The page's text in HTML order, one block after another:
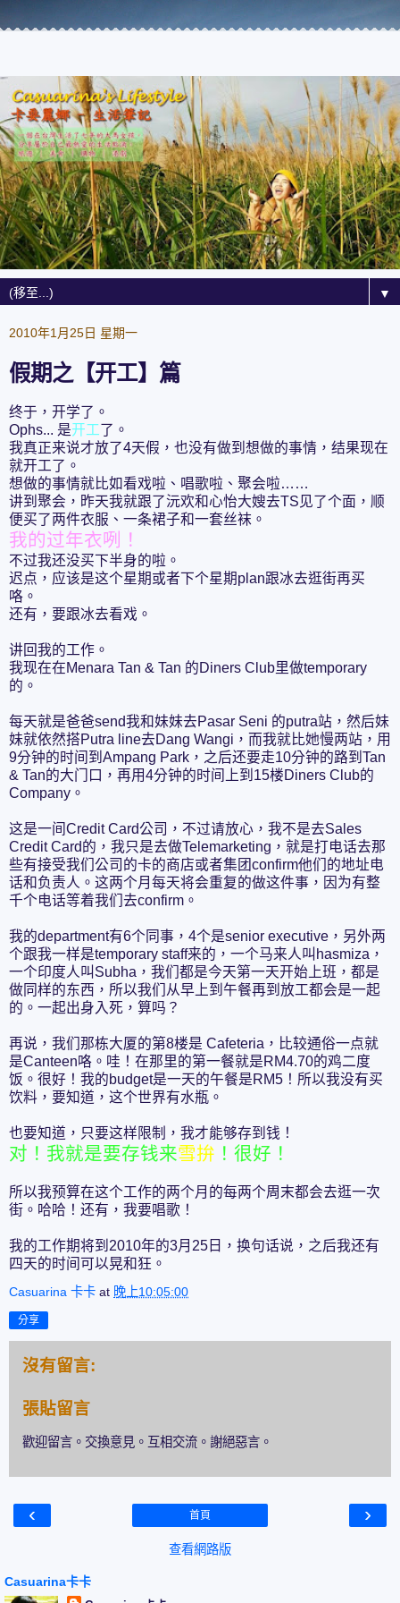
▼
2010年1月25日 星期一
假期之【开工】篇
终于，开学了。
Ophs... 是开工了。
我真正来说才放了4天假，也没有做到想做的事情，结果现在
就开工了。
想做的事情就比如看戏啦、唱歌啦、聚会啦……
讲到聚会，昨天我就跟了沅欢和心怡大嫂去TS见了个面，顺
便买了两件衣服、一条裙子和一套丝袜。
我的过年衣咧！
不过我还没买下半身的啦。
迟点，应该是这个星期或者下个星期plan跟冰去逛街再买
咯。
还有，要跟冰去看戏。
讲回我的工作。
我现在在Menara Tan & Tan 的Diners Club里做temporary
的。
每天就是爸爸send我和妹妹去Pasar Seni 的putra站，然后妹
妹就依然搭Putra line去Dang Wangi，而我就比她慢两站，用
9分钟的时间到Ampang Park，之后还要走10分钟的路到Tan
& Tan的大门口，再用4分钟的时间上到15楼Diners Club的
Company。
这是一间Credit Card公司，不过请放心，我不是去Sales
Credit Card的，我只是去做Telemarketing，就是打电话去那
些有接受我们公司的卡的商店或者集团confirm他们的地址电
话和负责人。这两个月每天将会重复的做这件事，因为有整
千个电话等着我们去confirm。
我的department有6个同事，4个是senior executive，另外两
个跟我一样是temporary staff来的，一个马来人叫hasmiza，
一个印度人叫Subha，我们都是今天第一天开始上班，都是
做同样的东西，所以我们从早上到午餐再到放工都会是一起
的。一起出身入死，算吗？
再说，我们那栋大厦的第8楼是 Cafeteria，比较通俗一点就
是Canteen咯。哇！在那里的第一餐就是RM4.70的鸡二度
饭。很好！我的budget是一天的午餐是RM5！所以我没有买
饮料，要知道，这个世界有水瓶。
也要知道，只要这样限制，我才能够存到钱！
对！我就是要存钱来雪拚 ！很好！
所以我预算在这个工作的两个月的每两个周末都会去逛一次
街。哈哈！还有，我要唱歌！
我的工作期将到2010年的3月25日，换句话说，之后我还有
四天的时间可以晃和狂。
Casuarina 卡卡 at 晚上10:05:00
分享
沒有留言:
張貼留言
歡迎留言。交換意見。互相交流。謝絕惡言。
‹ ›
首頁
查看網路版
Casuarina卡卡